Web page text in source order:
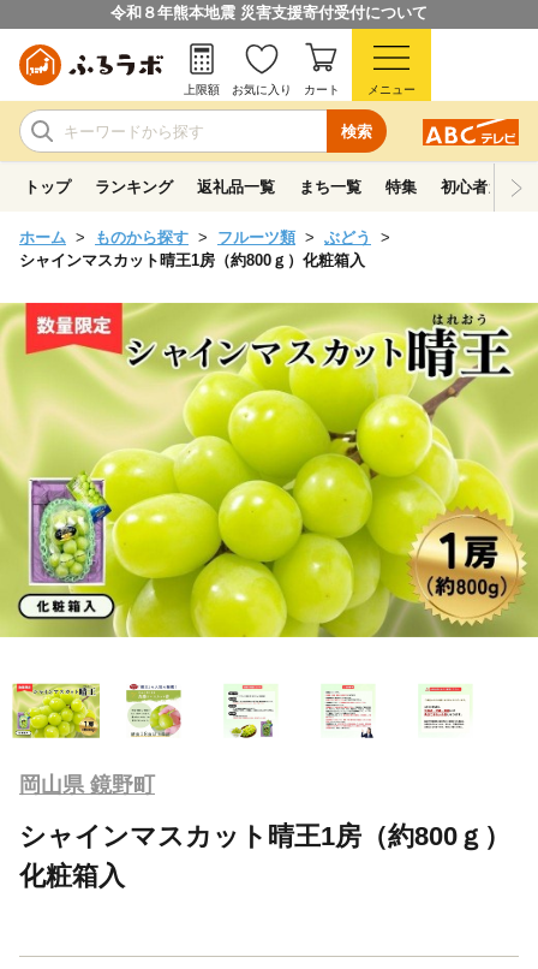
令和８年熊本地震 災害支援寄付受付について
検索
上限額 お気に入り カート メニュー
トップ ランキング 返礼品一覧 まち一覧 特集 初心者ガイド
ホーム ものから探す フルーツ類
ぶどう
シャインマスカット晴王1房（約800ｇ）化粧箱入
岡山県 鏡野町
シャインマスカット晴王1房（約800ｇ）
化粧箱入